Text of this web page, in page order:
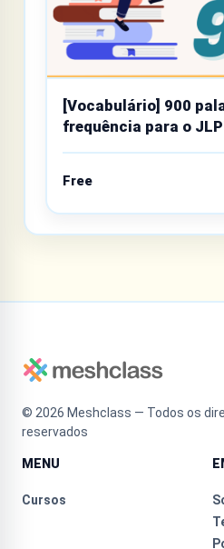
[Vocabulário] 900
frequência para o
Free
© 2026 Meshclass — Todos os
reservados
MENU
Cursos